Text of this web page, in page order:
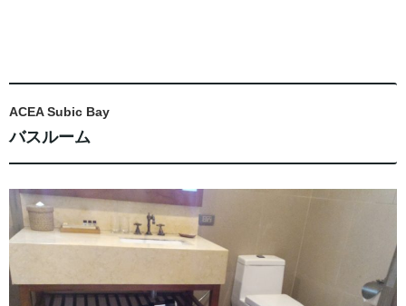
ACEA Subic Bay
バスルーム